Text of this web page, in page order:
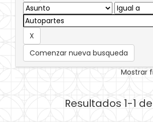
Comenzar nueva busqueda
Mostrar
Resultados 1-1 de